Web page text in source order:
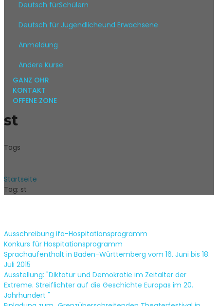
Deutsch fürSchülern
Deutsch für Jugendlicheund Erwachsene
Anmeldung
Andere Kurse
GANZ OHR
KONTAKT
OFFENE ZONE
st
Tags
Startseite
Tag: st
Ausschreibung ifa-Hospitationsprogramm
Konkurs für Hospitationsprogramm
Sprachaufenthalt in Baden-Württemberg vom 16. Juni bis 18.
Juli 2015
Ausstellung: "Diktatur und Demokratie im Zeitalter der
Extreme. Streiflichter auf die Geschichte Europas im 20.
Jahrhundert "